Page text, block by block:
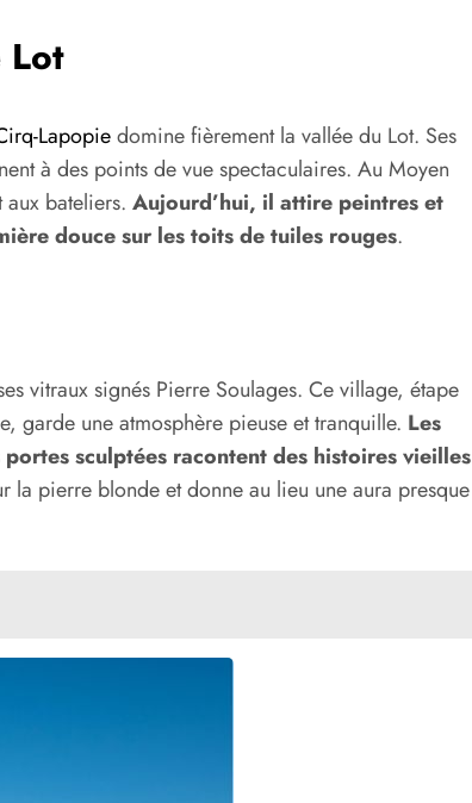
Lot
Lapopiedomine fièrement la vallée du Lot. Ses
à des points de vue spectaculaires. Au Moyen
bateliers. Aujourd’hui, il attire peintres et
douce sur les toits de tuiles rouges.
vitraux signés Pierre Soulages. Ce village, étape
garde une atmosphère pieuse et tranquille. Les
sculptées racontent des histoires vieilles
la pierre blonde et donne au lieu une aura presque